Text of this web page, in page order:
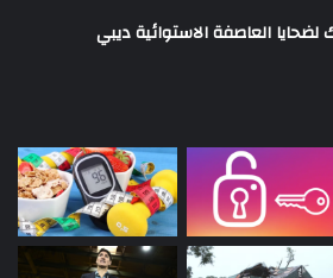
العاصفة الاستوائية ديبي